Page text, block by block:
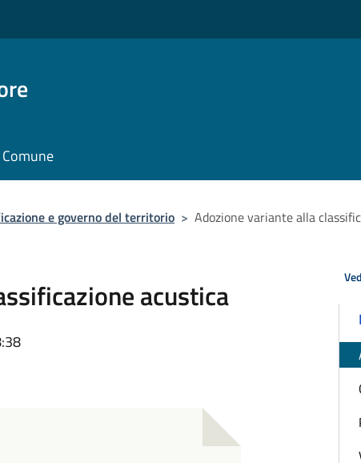
e governo del territorio > Adozione variante alla
acustica